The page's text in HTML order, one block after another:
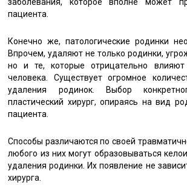
пациента.
Конечно же, патологические родинки
Впрочем, удаляют не только родинки,
но и те, которые отрицательно
человека. Существует огромное
удаления родинок. Выбор
пластический хирург, опираясь на вид
пациента.
Способы различаются по своей
любого из них могут образовываться
удаления родинки. Их появление не
хирурга.